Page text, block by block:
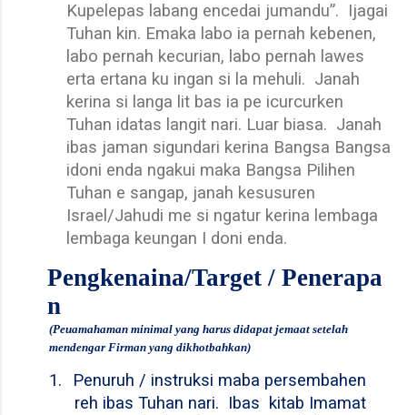
Kupelepas labang encedai jumandu”. Ijagai
Tuhan kin. Emaka labo ia pernah kebenen,
labo pernah kecurian, labo pernah lawes
erta ertana ku ingan si la mehuli. Janah
kerina si langa lit bas ia pe icurcurken
Tuhan idatas langit nari. Luar biasa. Janah
ibas jaman sigundari kerina Bangsa Bangsa
idoni enda ngakui maka Bangsa Pilihen
Tuhan e sangap, janah kesusuren
Israel/Jahudi me si ngatur kerina lembaga
lembaga keungan I doni enda.
Pengkenaina/Target / Penerapa
n
(Peuamahaman minimal yang harus didapat jemaat setelah
mendengar Firman yang dikhotbahkan)
1.
Penuruh / instruksi maba persembahen
reh ibas Tuhan nari. Ibas kitab Imamat